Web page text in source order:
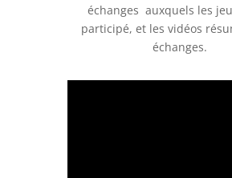
échanges auxquels les
participé, et les vidéos
échanges.